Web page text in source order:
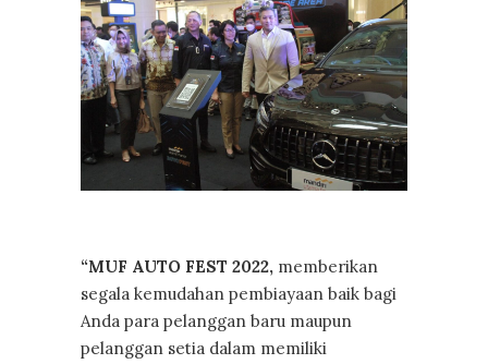
“MUF AUTO FEST 2022, memberikan
segala kemudahan pembiayaan baik bagi
Anda para pelanggan baru maupun
pelanggan setia dalam memiliki